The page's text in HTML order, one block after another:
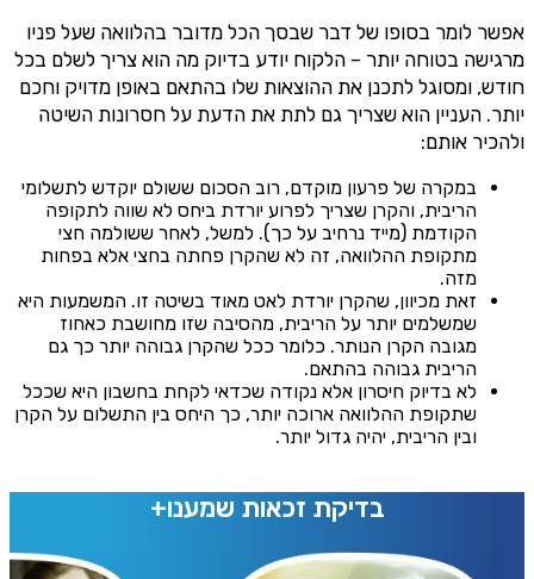
אפשר לומר בסופו של דבר שבסך הכל מדובר בהלוואה שעל פניו
מרגישה בטוחה יותר – הלקוח יודע בדיוק מה הוא צריך לשלם בכל
חודש, ומסוגל לתכנן את ההוצאות שלו בהתאם באופן מדויק וחכם
יותר. העניין הוא שצריך גם לתת את הדעת על חסרונות השיטה
ולהכיר אותם:
במקרה של פרעון מוקדם, רוב הסכום ששולם יוקדש לתשלומי
הריבית, והקרן שצריך לפרוע יורדת ביחס לא שווה לתקופה
הקודמת (מייד נרחיב על כך). למשל, לאחר ששולמה חצי
מתקופת ההלוואה, זה לא שהקרן פחתה בחצי אלא בפחות
מזה.
זאת מכיוון, שהקרן יורדת לאט מאוד בשיטה זו. המשמעות היא
שמשלמים יותר על הריבית, מהסיבה שזו מחושבת כאחוז
מגובה הקרן הנותר. כלומר ככל שהקרן גבוהה יותר כך גם
הריבית גבוהה בהתאם.
לא בדיוק חיסרון אלא נקודה שכדאי לקחת בחשבון היא שככל
שתקופת ההלוואה ארוכה יותר, כך היחס בין התשלום על הקרן
ובין הריבית, יהיה גדול יותר.
בדיקת זכאות שמענו+